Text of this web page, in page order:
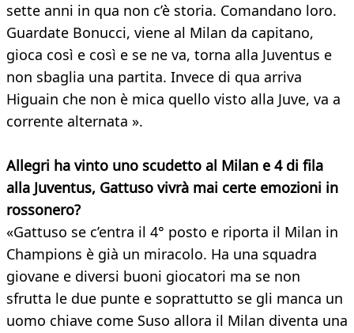
sette anni in qua non c’è storia. Comandano loro.
Guardate Bonucci, viene al Milan da capitano,
gioca così e così e se ne va, torna alla Juventus e
non sbaglia una partita. Invece di qua arriva
Higuain che non è mica quello visto alla Juve, va a
corrente alternata ».
Allegri ha vinto uno scudetto al Milan e 4 di fila
alla Juventus, Gattuso vivrà mai certe emozioni in
rossonero?
«Gattuso se c’entra il 4° posto e riporta il Milan in
Champions è già un miracolo. Ha una squadra
giovane e diversi buoni giocatori ma se non
sfrutta le due punte e soprattutto se gli manca un
uomo chiave come Suso allora il Milan diventa una